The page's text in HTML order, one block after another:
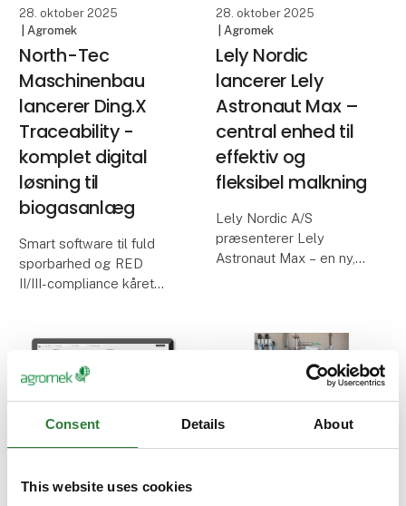
Consent Details About
This website uses cookies
der gør det endnu
nemmere
28. oktober 2025
| Agromek
North-Tec
Maschinenbau
lancerer Ding.X
Traceability -
komplet digital
løsning til
biogasanlæg
Smart software til fuld
sporbarhed og RED
II/III-compliance kåret
North-Tec
Maschinenbau GmbH
præsenterer Ding.X
Traceability - en
avanceret softwareløsn
28. oktober 2025
| Agromek
Lely Nordic
lancerer Lely
Astronaut Max –
central enhed til
effektiv og
fleksibel malkning
Lely Nordic A/S
præsenterer Lely
Astronaut Max – en ny,
rengøring og
system. Enheden
forbinder staldens
forskellige Lely